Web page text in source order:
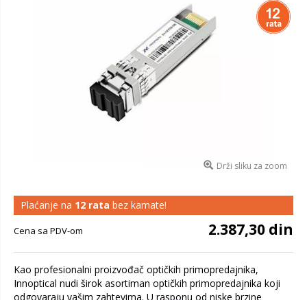
Drži sliku za zoom
Plaćanje na 12 rata bez kamate!
Cena sa PDV-om 2.387,30 din
Kao profesionalni proizvođač optičkih primopredajnika,
Innoptical nudi širok asortiman optičkih primopredajnika koji
odgovaraju vašim zahtevima. U rasponu od niske brzine